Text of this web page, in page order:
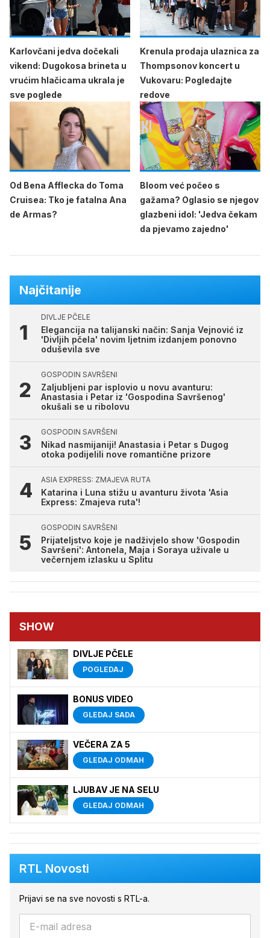
Karlovčani jedva dočekali
vikend: Dugokosa brineta u
vrućim hlačicama ukrala je
sve poglede
Krenula prodaja ulaznica za
Thompsonov koncert u
Vukovaru: Pogledajte
redove
Od Bena Afflecka do Toma
Cruisea: Tko je fatalna Ana
de Armas?
Bloom već počeo s
gažama? Oglasio se njegov
glazbeni idol: 'Jedva čekam
da pjevamo zajedno'
Najčitanije
DIVLJE PČELE
Elegancija na talijanski način: Sanja Vejnović iz
'Divljih pčela' novim ljetnim izdanjem ponovno
oduševila sve
GOSPODIN SAVRŠENI
Zaljubljeni par isplovio u novu avanturu:
Anastasia i Petar iz 'Gospodina Savršenog'
okušali se u ribolovu
GOSPODIN SAVRŠENI
Nikad nasmijaniji! Anastasia i Petar s Dugog
otoka podijelili nove romantične prizore
ASIA EXPRESS: ZMAJEVA RUTA
Katarina i Luna stižu u avanturu života 'Asia
Express: Zmajeva ruta'!
GOSPODIN SAVRŠENI
Prijateljstvo koje je nadživjelo show 'Gospodin
Savršeni': Antonela, Maja i Soraya uživale u
večernjem izlasku u Splitu
SHOW
DIVLJE PČELE
POGLEDAJ
BONUS VIDEO
GLEDAJ SADA
VEČERA ZA 5
GLEDAJ ODMAH
LJUBAV JE NA SELU
GLEDAJ ODMAH
RTL Novosti
Prijavi se na sve novosti s RTL-a.